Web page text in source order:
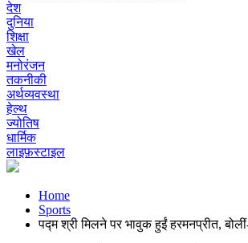
देश
दुनिया
शिक्षा
खेल
मनोरंजन
तकनीकी
अर्थव्यवस्था
हेल्थ
ज्योतिष
धार्मिक
लाइफ़स्टाइल
Home
Sports
पद्म श्री मिलने पर भावुक हुईं हरमनप्रीत,